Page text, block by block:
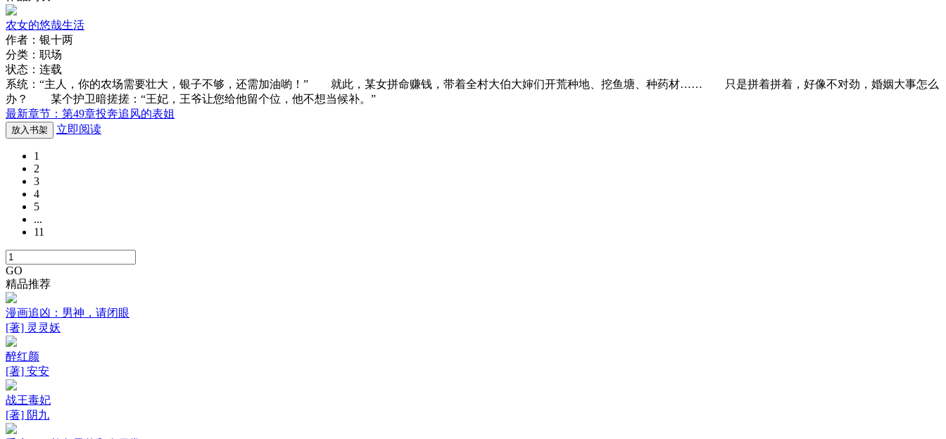
农女的悠哉生活
作者：银十两
分类：职场
状态：连载
系统：“主人，你的农场需要壮大，银子不够，还需加油喲！” 就此，某女拼命赚钱，带着全村大伯大婶们开荒种地、挖鱼塘、种药材…… 只是拼着拼着，好像不对劲，婚姻大事怎么
办？ 某个护卫暗搓搓：“王妃，王爷让您给他留个位，他不想当候补。”
最新章节：第49章投奔追风的表姐
放入书架 立即阅读
1
2
3
4
5
...
11
GO
精品推荐
漫画追凶：男神，请闭眼
[著] 灵灵妖
醉红颜
[著] 安安
战王毒妃
[著] 阴九